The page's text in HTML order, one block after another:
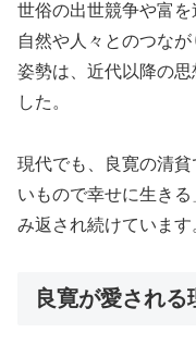
世俗の出世競争や富を
自然や人々とのつな
姿勢は、近代以降の
した。
現代でも、良寛の清
いもので幸せに生き
み返され続けています
良寛が愛される